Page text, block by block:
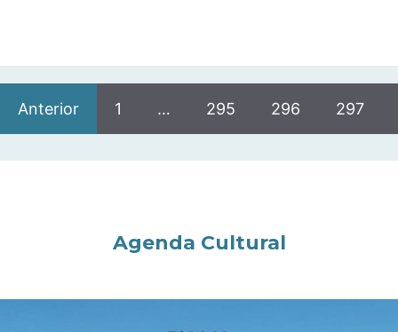
Anterior 1 … 295 296 297
Agenda Cultural